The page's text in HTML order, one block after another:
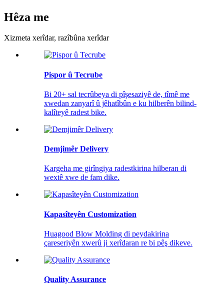
Hêza me
Xizmeta xerîdar, razîbûna xerîdar
Pispor û Tecrube
Bi 20+ sal tecrûbeya di pîşesaziyê de, tîmê me
xwedan zanyarî û jêhatîbûn e ku hilberên bilind-
kalîteyê radest bike.
Demjimêr Delivery
Kargeha me girîngiya radestkirina hilberan di
wextê xwe de fam dike.
Kapasîteyên Customization
Huagood Blow Molding di peydakirina
çareseriyên xwerû ji xerîdaran re bi pêş dikeve.
Quality Assurance